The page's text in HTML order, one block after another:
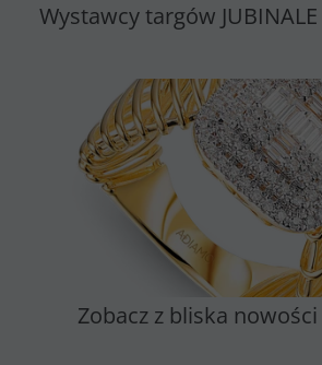
Wystawcy targów
Zobacz z bliska